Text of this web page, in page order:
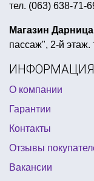
картина на
корона
прикольные
карнавальные
новогодние
детский день
свечки для торта
украшение на
тел. (063) 638-71-
Магазин
пассаж", 2-й этаж.
ИНФОРМАЦИЯ
О компании
Гарантии
Контакты
Отзывы
Вакансии